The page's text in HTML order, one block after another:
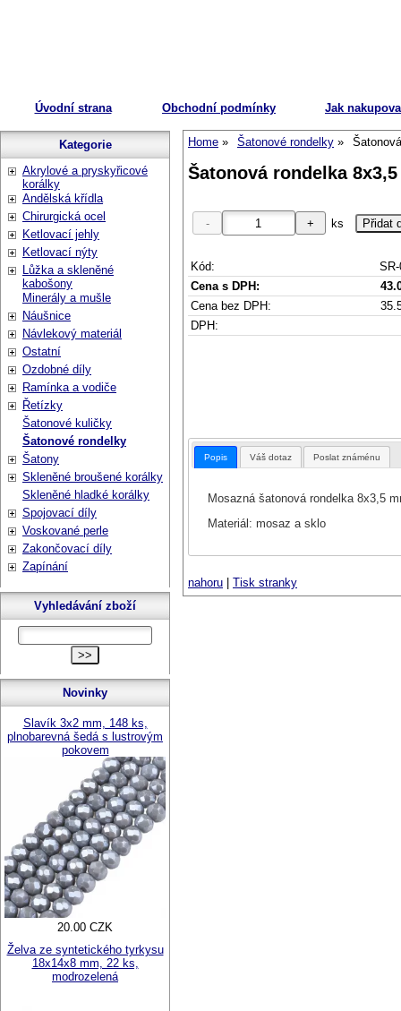
Úvodní strana Obchodní podmínky Jak
Home Šatonové rondelky
Šatonová rondelka
ks
Kód:
Cena s DPH:
Cena bez DPH:
DPH:
Popis Váš dotaz Poslat známénu
Mosazná šatonová rondelka 8x3,5
Materiál: mosaz a sklo
nahoru Tisk stranky
Kategorie
Akrylové a pryskyřicové
korálky
Andělská křídla
Chirurgická ocel
Ketlovací jehly
Ketlovací nýty
Lůžka a skleněné
kabošony
Minerály a mušle
Náušnice
Návlekový materiál
Ostatní
Ozdobné díly
Ramínka a vodiče
Řetízky
Šatonové kuličky
Šatonové rondelky
Šatony
Skleněné broušené korálky
Skleněné hladké korálky
Spojovací díly
Voskované perle
Zakončovací díly
Zapínání
Vyhledávání zboží
Novinky
Slavík 3x2 mm, 148 ks,
plnobarevná šedá s lustrovým
pokovem
20.00 CZK
Želva ze syntetického tyrkysu
18x14x8 mm, 22 ks,
modrozelená